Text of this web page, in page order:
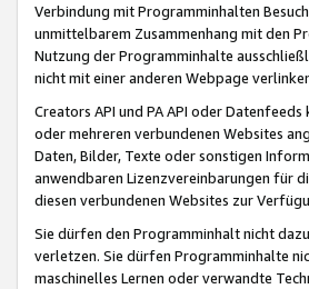
Verbindung mit Programminhalten
unmittelbarem Zusammenhang mit den
Nutzung der Programminhalte
nicht mit einer anderen Webpage
Creators API und PA API oder
oder mehreren verbundenen Websites
Daten, Bilder, Texte oder sonstigen
anwendbaren Lizenzvereinbarungen für
diesen verbundenen Websites zur
Sie dürfen den Programminhalt nicht
verletzen. Sie dürfen Programminhalte
maschinelles Lernen oder verwandte